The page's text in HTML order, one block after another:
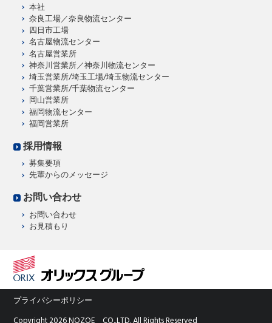
本社
奈良工場／奈良物流センター
四日市工場
名古屋物流センター
名古屋営業所
神奈川営業所／神奈川物流センター
埼玉営業所/埼玉工場/埼玉物流センター
千葉営業所/千葉物流センター
岡山営業所
福岡物流センター
福岡営業所
採用情報
募集要項
先輩からのメッセージ
お問い合わせ
お問い合わせ
お見積もり
プライバシーポリシー